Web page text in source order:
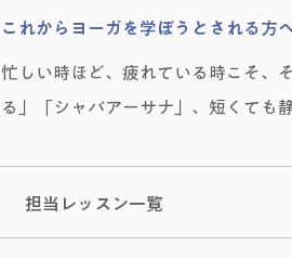
これからヨーガを学ぼうとされる方
忙しい時ほど、疲れている時こそ、
る」「シャバアーサナ」、短くても
担当レッスン一覧